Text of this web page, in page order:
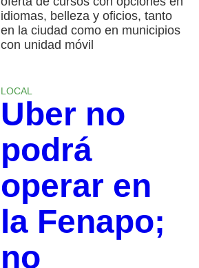
idiomas, belleza y oficios, tanto
en la ciudad como en municipios
con unidad móvil
LOCAL
Uber no
podrá
operar en
la Fenapo;
no